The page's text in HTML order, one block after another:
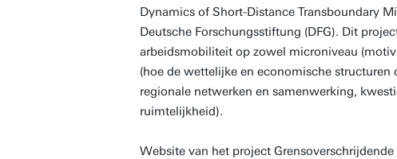
Dynamics of Short-Distance Transboundary
Deutsche Forschungsstiftung (DFG). Dit
arbeidsmobiliteit op zowel microniveau
(hoe de wettelijke en economische
regionale netwerken en samenwerking,
ruimtelijkheid).
Website van het project